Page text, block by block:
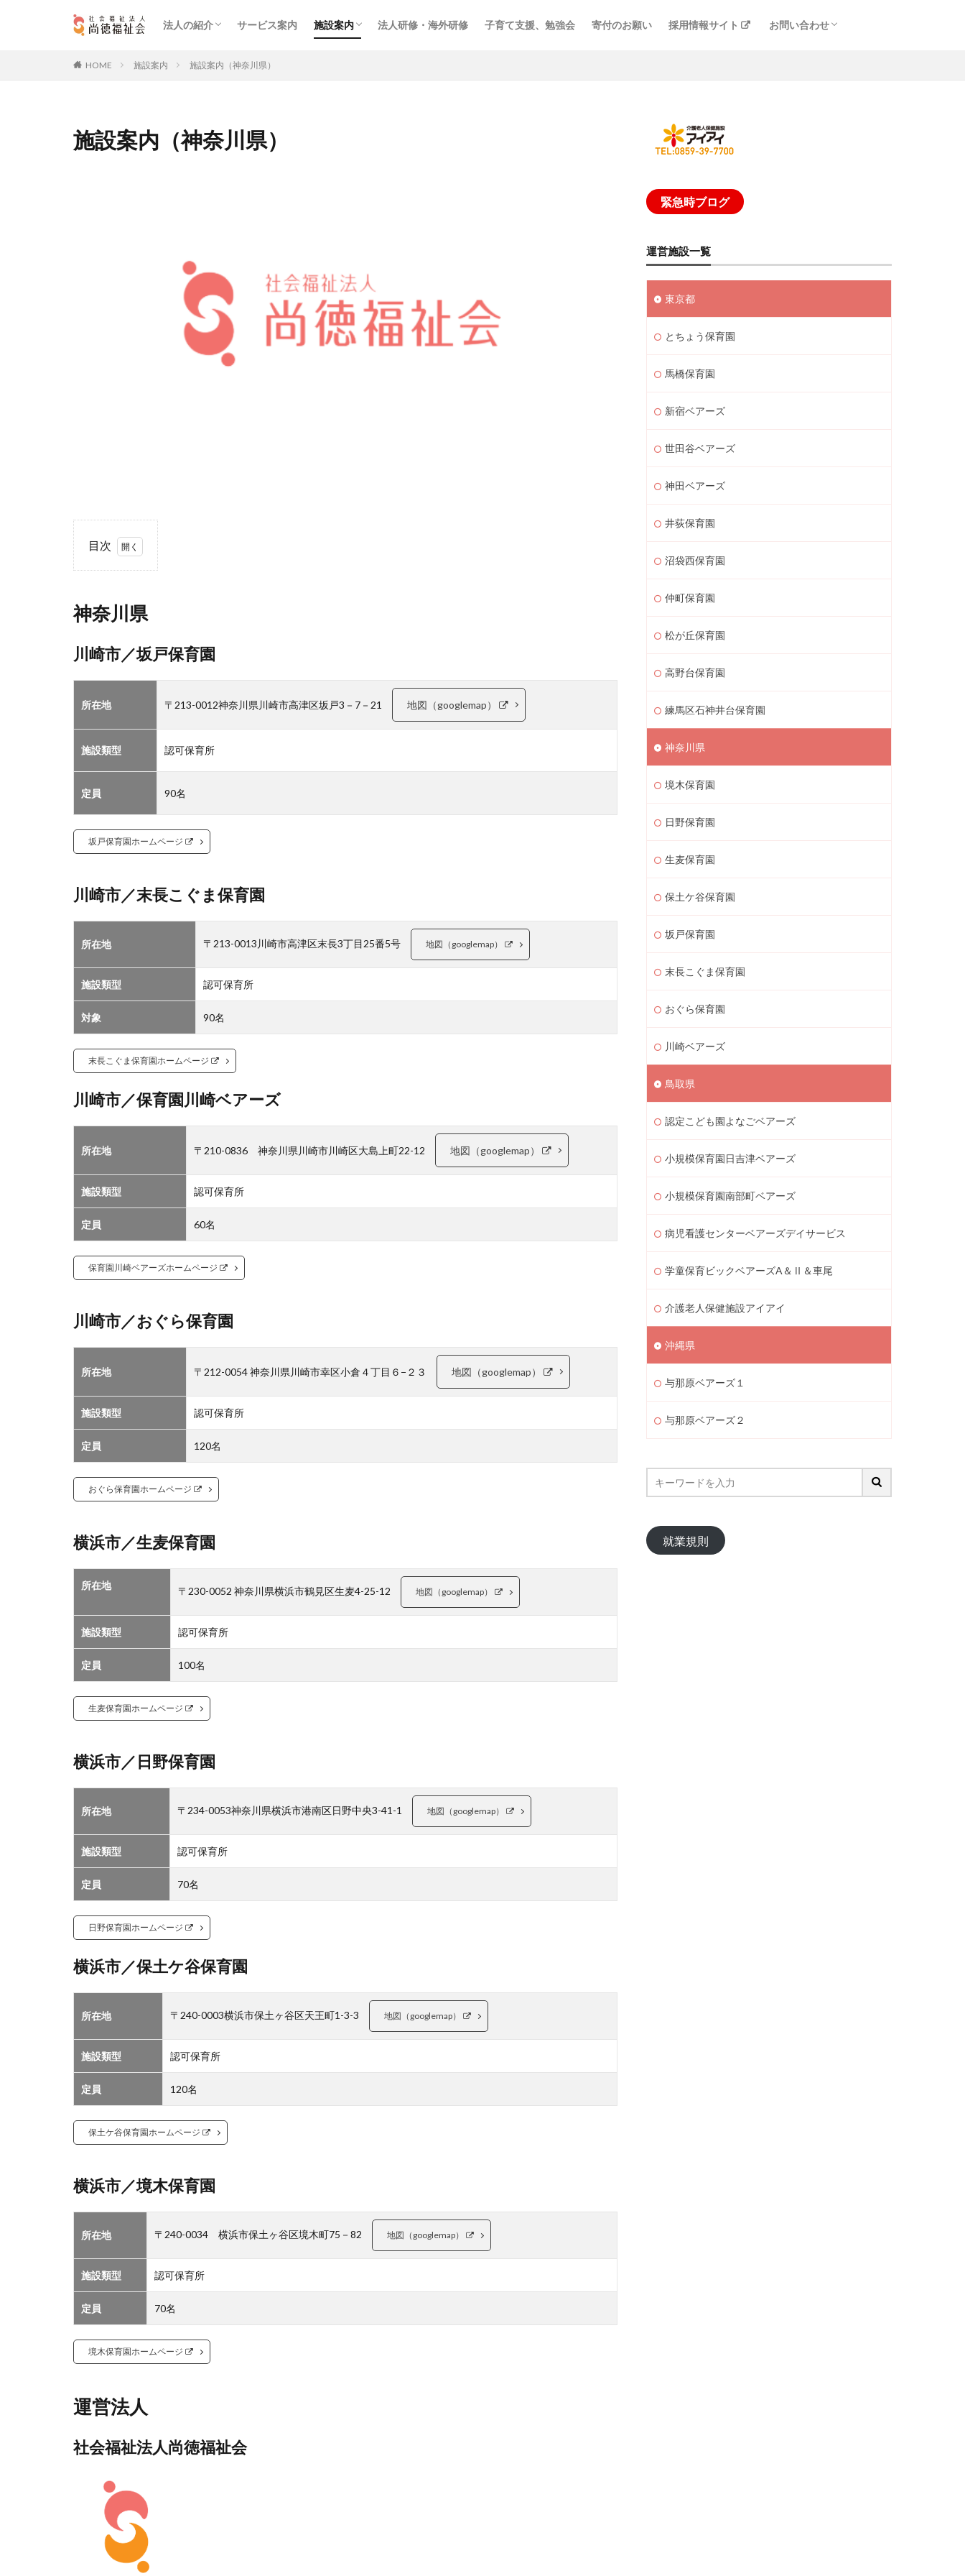
法人の紹介 サービス案内 施設案内 法人研修・海外研修 子育て支援、勉強会 寄付のお願い 採用情報サイト お問い合わせ
HOME 施設案内 施設案内（神奈川県）
施設案内（神奈川県）
目次
川
1.1
市／
坂戸
園
1.2
川崎
市／
末長
こぐ
ま保
育園
川崎
市／
保育
崎ベ
ズ
1.4
川崎
市／
おぐ
ら保
1.5
横浜
生麦
1.6
横浜
市／
日野
保育
1.7
横浜
ケ谷
1.8
横浜
市／
境木
保育
園
運
人
2.1
社会
福祉
法人
尚徳
福祉
会
神奈川県
川崎市／坂戸保育園
所在地 〒213-0012神奈川県川崎市高津区坂戸3－7－21 地図（googlemap）
施設類型 認可保育所
定員 90名
坂戸保育園ホームページ
川崎市／末長こぐま保育園
所在地 〒213-0013川崎市高津区末長3丁目25番5号 地図（googlemap）
施設類型 認可保育所
対象 90名
末長こぐま保育園ホームページ
川崎市／保育園川崎ベアーズ
所在地 〒210-0836 神奈川県川崎市川崎区大島上町22-12 地図（googlemap）
施設類型 認可保育所
定員 60名
保育園川崎ベアーズホームページ
川崎市／おぐら保育園
所在地 〒212-0054 神奈川県川崎市幸区小倉４丁目６−２３ 地図（googlemap）
施設類型 認可保育所
定員 120名
おぐら保育園ホームページ
横浜市／生麦保育園
所在地 〒230-0052 神奈川県横浜市鶴見区生麦4-25-12 地図（googlemap）
施設類型 認可保育所
定員 100名
生麦保育園ホームページ
横浜市／日野保育園
所在地 〒234-0053神奈川県横浜市港南区日野中央3-41-1 地図（googlemap）
施設類型 認可保育所
定員 70名
日野保育園ホームページ
横浜市／保土ケ谷保育園
所在地 〒240-0003横浜市保土ヶ谷区天王町1-3-3 地図（googlemap）
施設類型 認可保育所
定員 120名
保土ケ谷保育園ホームページ
横浜市／境木保育園
所在地 〒240-0034 横浜市保土ヶ谷区境木町75－82 地図（googlemap）
施設類型 認可保育所
定員 70名
境木保育園ホームページ
運営法人
社会福祉法人尚徳福祉会
緊急時ブログ
運営施設一覧
東京都
とちょう保育園
馬橋保育園
新宿ベアーズ
世田谷ベアーズ
神田ベアーズ
井荻保育園
沼袋西保育園
仲町保育園
松が丘保育園
高野台保育園
練馬区石神井台保育園
神奈川県
境木保育園
日野保育園
生麦保育園
保土ケ谷保育園
坂戸保育園
末長こぐま保育園
おぐら保育園
川崎ベアーズ
鳥取県
認定こども園よなごベアーズ
小規模保育園日吉津ベアーズ
小規模保育園南部町ベアーズ
病児看護センターベアーズデイサービス
学童保育ビックベアーズA＆Ⅱ＆車尾
介護老人保健施設アイアイ
沖縄県
与那原ベアーズ１
与那原ベアーズ２
就業規則